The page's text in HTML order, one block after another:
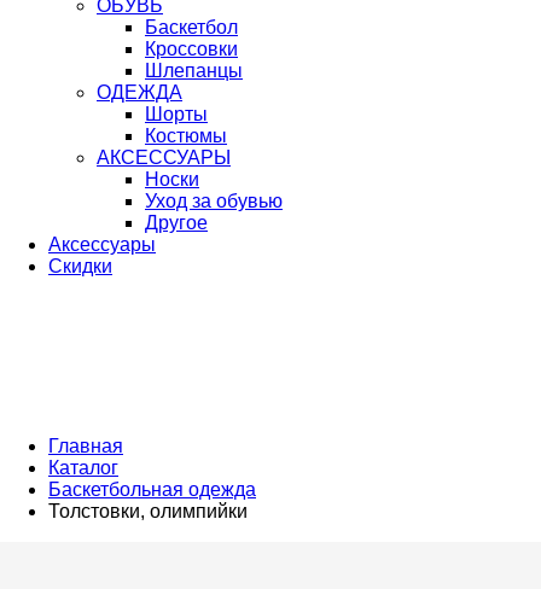
ОБУВЬ
Баскетбол
Кроссовки
Шлепанцы
ОДЕЖДА
Шорты
Костюмы
АКСЕССУАРЫ
Носки
Уход за обувью
Другое
Аксессуары
Скидки
Главная
Каталог
Баскетбольная одежда
Толстовки, олимпийки